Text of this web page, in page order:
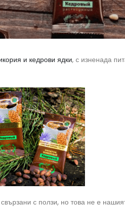
и кедрови ядки, с изненада
с ползи, но това не е